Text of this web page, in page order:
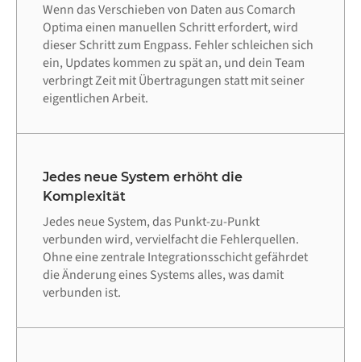
Wenn das Verschieben von Daten aus Comarch
Optima einen manuellen Schritt erfordert, wird
dieser Schritt zum Engpass. Fehler schleichen sich
ein, Updates kommen zu spät an, und dein Team
verbringt Zeit mit Übertragungen statt mit seiner
eigentlichen Arbeit.
Jedes neue System erhöht die
Komplexität
Jedes neue System, das Punkt-zu-Punkt
verbunden wird, vervielfacht die Fehlerquellen.
Ohne eine zentrale Integrationsschicht gefährdet
die Änderung eines Systems alles, was damit
verbunden ist.